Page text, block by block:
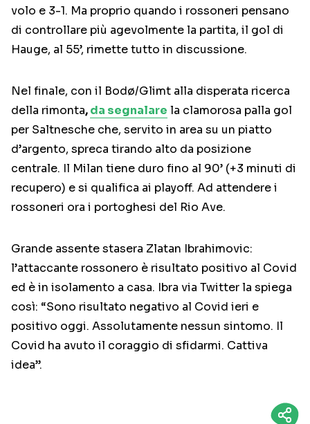
volo e 3-1. Ma proprio quando i rossoneri pensano
di controllare più agevolmente la partita, il gol di
Hauge, al 55’, rimette tutto in discussione.
Nel finale, con il Bodø/Glimt alla disperata ricerca
della rimonta,da segnalare la clamorosa palla gol
per Saltnesche che, servito in area su un piatto
d’argento, spreca tirando alto da posizione
centrale. Il Milan tiene duro fino al 90’ (+3 minuti di
recupero) e si qualifica ai playoff. Ad attendere i
rossoneri ora i portoghesi del Rio Ave.
Grande assente stasera Zlatan Ibrahimovic:
l’attaccante rossonero è risultato positivo al Covid
ed è in isolamento a casa. Ibra via Twitter la spiega
così: “Sono risultato negativo al Covid ieri e
positivo oggi. Assolutamente nessun sintomo. Il
Covid ha avuto il coraggio di sfidarmi. Cattiva
idea”.